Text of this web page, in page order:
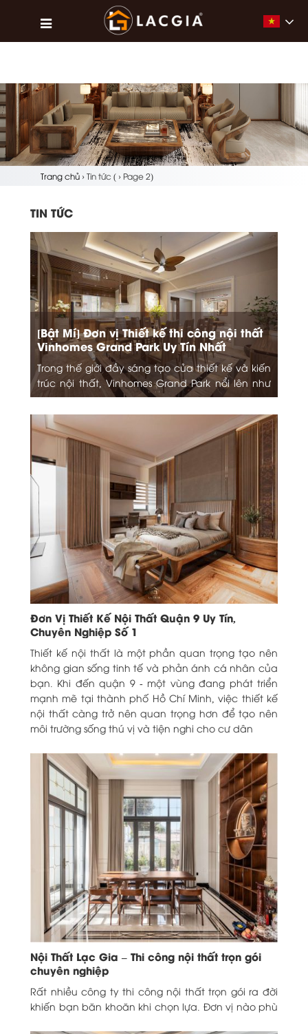
Trang chủ ›Tin tức ( › Page 2)
TIN TỨC
[Bật Mí] Đơn vị Thiết kế thi công nội thất
Vinhomes Grand Park Uy Tín Nhất
Trong thế giới đầy sáng tạo của thiết kế và kiến
trúc nội thất, Vinhomes Grand Park nổi lên như
một biểu tượng mới. Mở...
Đơn Vị Thiết Kế Nội Thất Quận 9 Uy Tín,
Chuyên Nghiệp Số 1
Thiết kế nội thất là một phần quan trọng tạo nên
không gian sống tinh tế và phản ánh cá nhân của
bạn. Khi đến quận 9 - một vùng đang phát triển
mạnh mẽ tại thành phố Hồ Chí Minh, việc thiết kế
nội thất càng trở nên quan trọng hơn để tạo nên
môi trường sống thú vị và tiện nghi cho cư dân
Nội Thất Lạc Gia – Thi công nội thất trọn gói
chuyên nghiệp
Rất nhiều công ty thi công nội thất trọn gói ra đời
khiến bạn băn khoăn khi chọn lựa. Đơn vị nào phù